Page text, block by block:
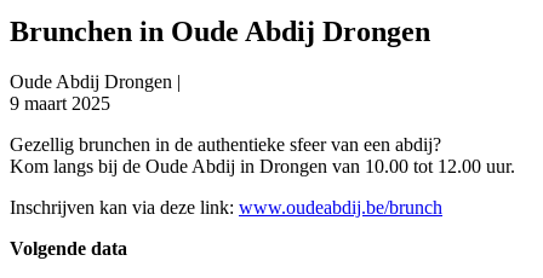
Brunchen in Oude Abdij Drongen
Oude Abdij Drongen |
9 maart 2025
Gezellig brunchen in de authentieke sfeer van een abdij?
Kom langs bij de Oude Abdij in Drongen van 10.00 tot 12.00 uur.
Inschrijven kan via deze link: www.oudeabdij.be/brunch
Volgende data